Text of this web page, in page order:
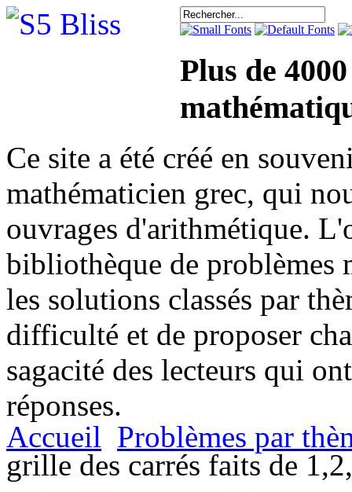
Plus de
Ce site a été créé en
mathématicien grec, qui
ouvrages d'arithmétique.
bibliothèque de problèmes
les solutions classés par
difficulté et de proposer
sagacité des lecteurs qui
réponses.
Accueil Problèmes par
grille des carrés faits de